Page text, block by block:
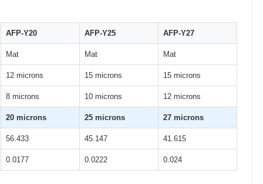
AFP-Y20 AFP-Y25 AFP-Y27
Mat Mat Mat
12 microns 15 microns 15 microns
8 microns 10 microns 12 microns
20 microns 25 microns 27 microns
56.433 45.147 41.615
0.0177 0.0222 0.024